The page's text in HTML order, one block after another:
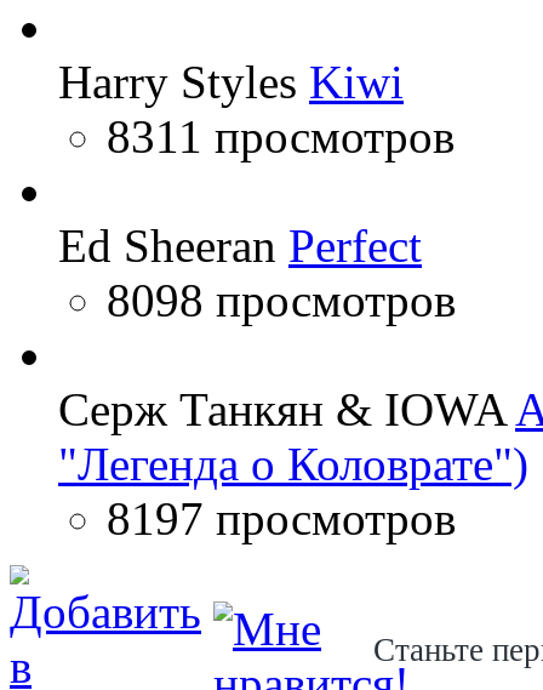
Harry Styles Kiwi
8311 просмотров
Ed Sheeran Perfect
8098 просмотров
Серж Танкян & IOWA
"Легенда о Коловрате")
8197 просмотров
Станьте